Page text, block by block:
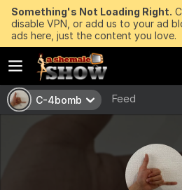
Something's Not Loading Right.
disable VPN, or add us to your ad
ads here, just the content you love.
C-4bomb Feed